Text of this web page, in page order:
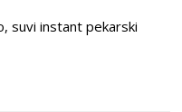
suvi instant pekarski